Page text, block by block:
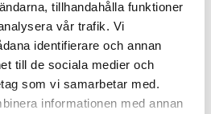
tillhandahålla funktioner
vår trafik. Vi
identifierare och annan
till de sociala medier och
som vi samarbetar med.
informationen med annan
Ruusunmarjatabletteja, sisältävät ruusunmarjauutetta ja sitrushedelmien bioflavonoideja.
NATURENS APOTEK
11,95